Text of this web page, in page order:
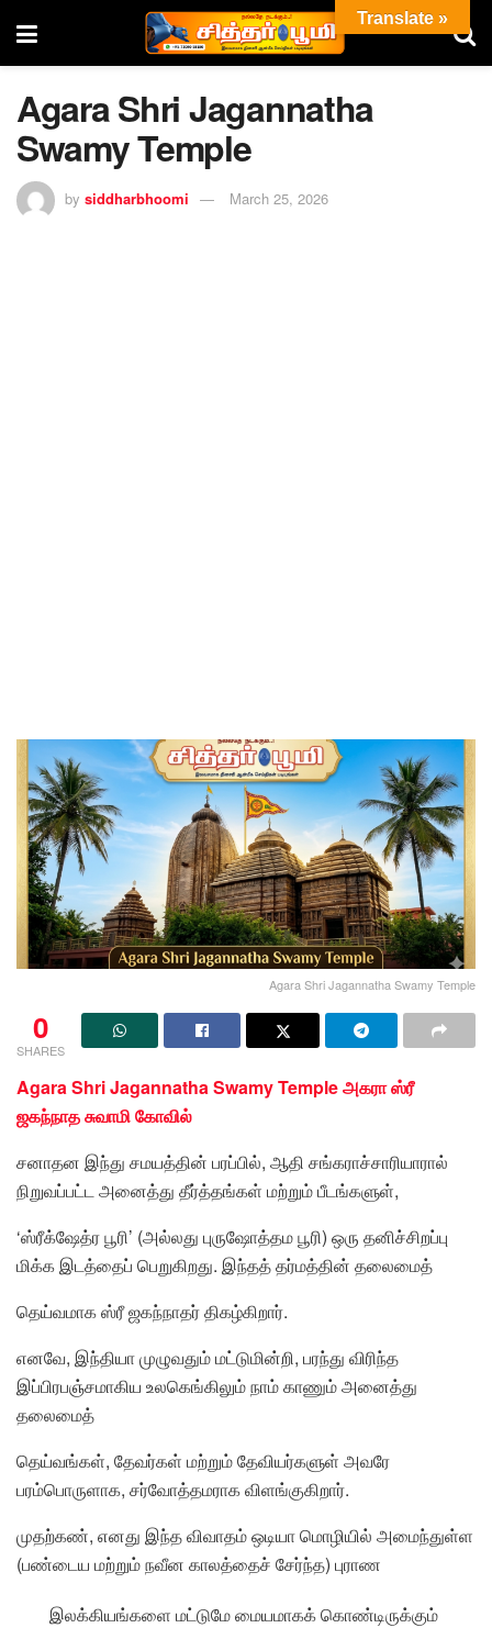
Agara Shri Jagannatha
Swamy Temple
by siddharbhoomi March 25, 2026
Agara Shri Jagannatha Swamy Temple
0
SHARES
Agara Shri Jagannatha Swamy Temple அகரா ஸ்ரீ
ஜகந்நாத சுவாமி கோவில்
சனாதன இந்து சமயத்தின் பரப்பில், ஆதி சங்கராச்சாரியாரால்
நிறுவப்பட்ட அனைத்து தீர்த்தங்கள் மற்றும் பீடங்களுள்,
‘ஸ்ரீக்ஷேத்ர பூரி’ (அல்லது புருஷோத்தம பூரி) ஒரு தனிச்சிறப்பு
மிக்க இடத்தைப் பெறுகிறது. இந்தத் தர்மத்தின் தலைமைத்
தெய்வமாக ஸ்ரீ ஜகந்நாதர் திகழ்கிறார்.
எனவே, இந்தியா முழுவதும் மட்டுமின்றி, பரந்து விரிந்த
இப்பிரபஞ்சமாகிய உலகெங்கிலும் நாம் காணும் அனைத்து
தலைமைத்
தெய்வங்கள், தேவர்கள் மற்றும் தேவியர்களுள் அவரே
பரம்பொருளாக, சர்வோத்தமராக விளங்குகிறார்.
முதற்கண், எனது இந்த விவாதம் ஒடியா மொழியில் அமைந்துள்ள
(பண்டைய மற்றும் நவீன காலத்தைச் சேர்ந்த) புராண
இலக்கியங்களை மட்டுமே மையமாகக் கொண்டிருக்கும்
Translate »